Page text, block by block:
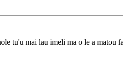
tu'u mai lau imeli ma o le a matou